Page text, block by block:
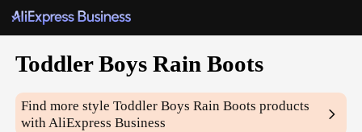
Toddler Boys Rain Boots
Find more styleToddler Boys Rain Boots products
with AliExpress Business